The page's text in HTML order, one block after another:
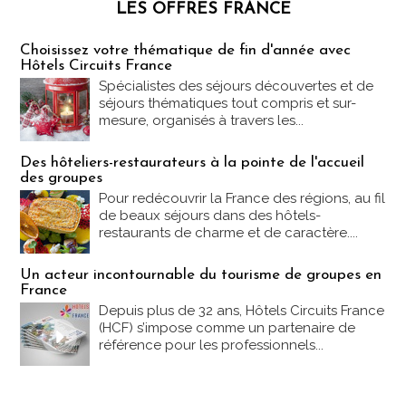
LES OFFRES FRANCE
Choisissez votre thématique de fin d'année avec
Hôtels Circuits France
Spécialistes des séjours découvertes et de
séjours thématiques tout compris et sur-
mesure, organisés à travers les...
Des hôteliers-restaurateurs à la pointe de l'accueil
des groupes
Pour redécouvrir la France des régions, au fil
de beaux séjours dans des hôtels-
restaurants de charme et de caractère....
Un acteur incontournable du tourisme de groupes en
France
Depuis plus de 32 ans, Hôtels Circuits France
(HCF) s’impose comme un partenaire de
référence pour les professionnels...